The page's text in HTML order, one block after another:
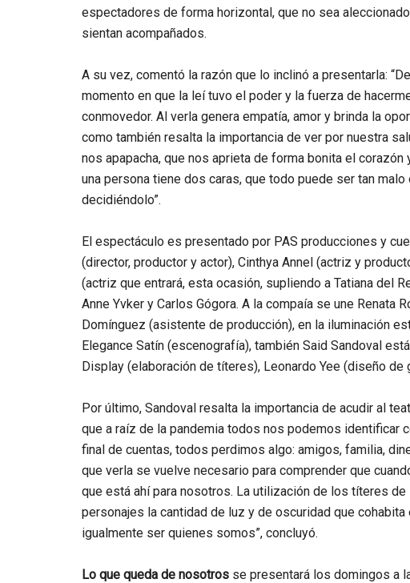
espectadores de forma horizontal, que no sea
sientan acompañados.
A su vez, comentó la razón que lo inclinó a presentarla:
momento en que la leí tuvo el poder y la fuerza de
conmovedor. Al verla genera empatía, amor y brinda la
como también resalta la importancia de ver por nuestra
nos apapacha, que nos aprieta de forma bonita el
una persona tiene dos caras, que todo puede ser tan
decidiéndolo”.
El espectáculo es presentado por PAS producciones y
(director, productor y actor), Cinthya Annel (actriz y
(actriz que entrará, esta ocasión, supliendo a Tatiana del
Anne Yvker y Carlos Gógora. A la compaía se une Renata
Domínguez (asistente de producción), en la iluminación
Elegance Satín (escenografía), también Said Sandoval
Display (elaboración de títeres), Leonardo Yee (diseño
Por último, Sandoval resalta la importancia de acudir al
que a raíz de la pandemia todos nos podemos identificar
final de cuentas, todos perdimos algo: amigos, familia,
que verla se vuelve necesario para comprender que
que está ahí para nosotros. La utilización de los títeres
personajes la cantidad de luz y de oscuridad que
igualmente ser quienes somos”, concluyó.
Lo que queda de nosotros se presentará los domingos a